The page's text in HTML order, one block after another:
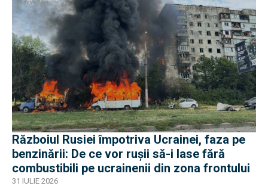
Războiul Rusiei împotriva Ucrainei, faza pe
benzinării: De ce vor rușii să-i lase fără
combustibili pe ucrainenii din zona frontului
31 IULIE 2026